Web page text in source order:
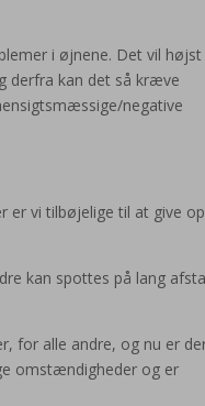
i øjnene. Det vil højst
derfra kan det så kræve
negative
er vi tilbøjelige til at give
kan spottes på lang
for alle andre, og nu er
omstændigheder og er